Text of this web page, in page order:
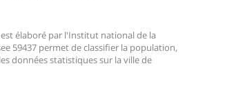
est élaboré par l'Institut national de la
59437 permet de classifier la population,
données statistiques sur la ville de